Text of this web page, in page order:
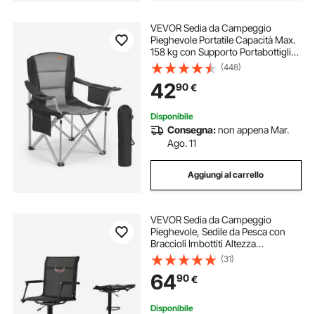
VEVOR Sedia da Campeggio
Pieghevole Portatile Capacità Max.
158 kg con Supporto Portabottiglia
in Tessuto Oxford, Sedia da
Campeggio Esterno 980 x 630 x
990 mm per Campeggio Picnic
Portatile 5,7 kg
(448)
4290€
Disponibile
Consegna:non appena Mar.
Ago. 11
Aggiungi al carrello
VEVOR Sedia da Campeggio
Pieghevole, Sedile da Pesca con
Braccioli Imbottiti Altezza
Regolabile, Sedia da Giardino
Capacità di Carico 136 kg,
Rotazione 360°, Sgabello per
Picnic, Pesca all'Aperto
(31)
6490€
Disponibile